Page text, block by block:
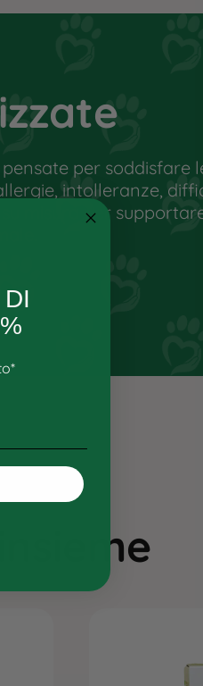
Istruzioni
Non
Lasciare
una
per soddisfare
intolleranze,
misura per